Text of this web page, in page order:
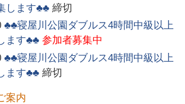
します♣♣ 締切
♣♣寝屋川公園ダブルス4時間中級以上
ます♣♣ 参加者募集中
♣♣寝屋川公園ダブルス4時間中級以上
ます♣♣ 締切
案内